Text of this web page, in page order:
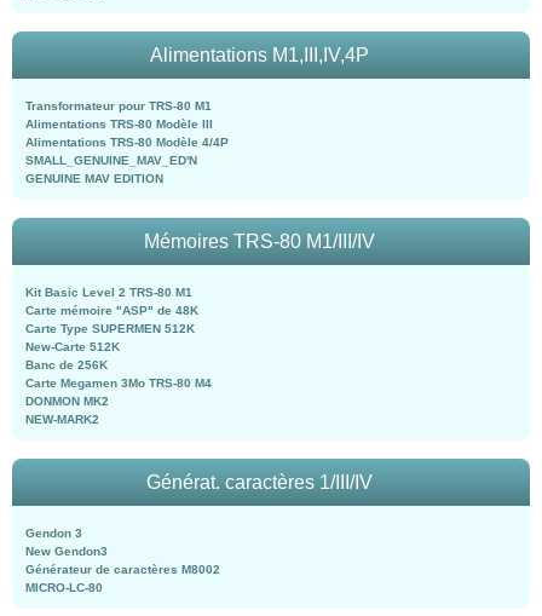
Alimentations M1,III,IV,4P
Transformateur pour TRS-80 M1
Alimentations TRS-80 Modèle III
Alimentations TRS-80 Modèle 4/4P
SMALL_GENUINE_MAV_ED'N
GENUINE MAV EDITION
Mémoires TRS-80 M1/III/IV
Kit Basic Level 2 TRS-80 M1
Carte mémoire "ASP" de 48K
Carte Type SUPERMEN 512K
New-Carte 512K
Banc de 256K
Carte Megamen 3Mo TRS-80 M4
DONMON MK2
NEW-MARK2
Générat. caractères 1/III/IV
Gendon 3
New Gendon3
Générateur de caractères M8002
MICRO-LC-80